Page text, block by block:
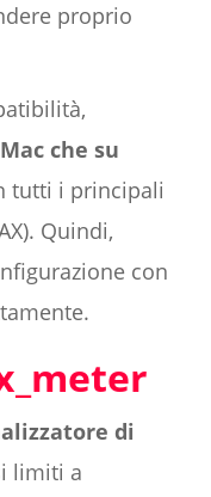
proprio
Mac che su
tutti i principali
Quindi,
con
di
limiti a